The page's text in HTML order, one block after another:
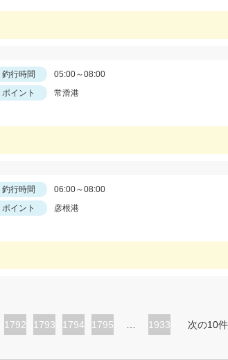
釣行時間
05:00～08:00
ポイント
常滑港
釣行時間
06:00～08:00
ポイント
彦根港
ペ
1792
ペ
1793
ペ
1794
ペ
1795 1933 次の10件